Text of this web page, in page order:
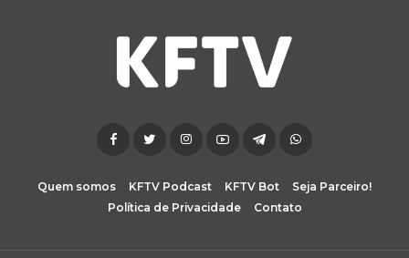
Quem somos KFTV Podcast KFTV Bot
Seja Parceiro!
Política de Privacidade
Contato